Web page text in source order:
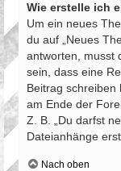
Wie erstelle ich
Um ein neues
du auf „Neues
antworten, musst
sein, dass eine
Beitrag schreiben
am Ende der
Z. B. „Du darfst
Dateianhänge
Nach oben